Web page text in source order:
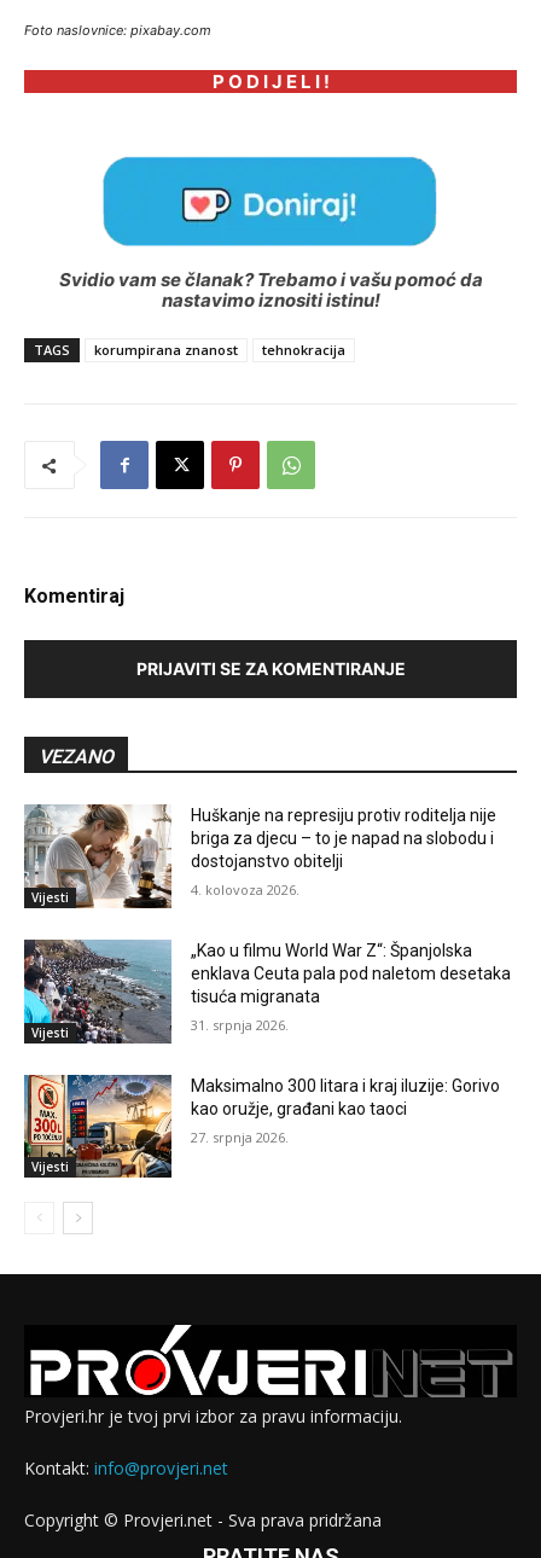
Foto naslovnice: pixabay.com
P O D I J E L I !
Svidio vam se članak? Trebamo i vašu pomoć da
nastavimo iznositi istinu!
TAGS korumpirana znanost tehnokracija
Komentiraj
PRIJAVITI SE ZA KOMENTIRANJE
VEZANO
Vijesti
Huškanje na represiju protiv roditelja nije
briga za djecu – to je napad na slobodu i
dostojanstvo obitelji
4. kolovoza 2026.
Vijesti
„Kao u filmu World War Z“: Španjolska
enklava Ceuta pala pod naletom desetaka
tisuća migranata
31. srpnja 2026.
Vijesti
Maksimalno 300 litara i kraj iluzije: Gorivo
kao oružje, građani kao taoci
27. srpnja 2026.
Provjeri.hr je tvoj prvi izbor za pravu informaciju.
Kontakt: info@provjeri.net
Copyright © Provjeri.net - Sva prava pridržana